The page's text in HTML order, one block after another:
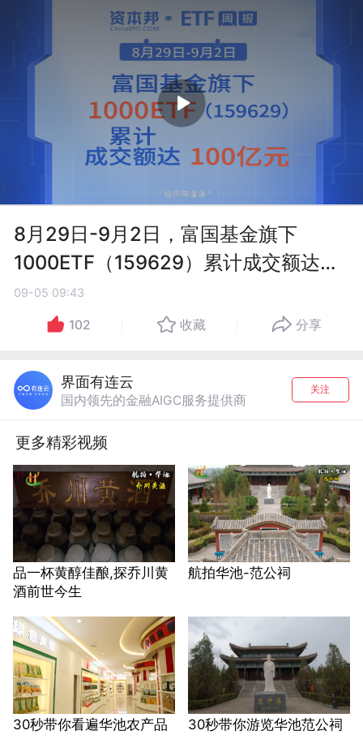
8月29日-9月2日，富国基金旗下
1000ETF（159629）累计成交额达
100亿元
09-05 09:43
102 收藏 分享
界面有连云
国内领先的金融AIGC服务提供商
关注
更多精彩视频
品一杯黄醇佳酿,探乔川黄
酒前世今生
航拍华池-范公祠
30秒带你看遍华池农产品 30秒带你游览华池范公祠